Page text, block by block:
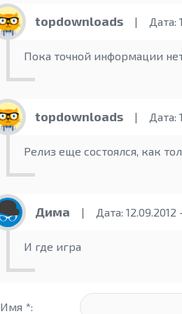
topdownloads | Дата:
Пока точной информации
topdownloads | Дата:
Релиз еще состоялся, как
Дима | Дата: 12.09.2012
И где игра
Имя *: